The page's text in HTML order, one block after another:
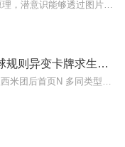
开局获得SSS级卡牌|全球规则异变卡牌求生301